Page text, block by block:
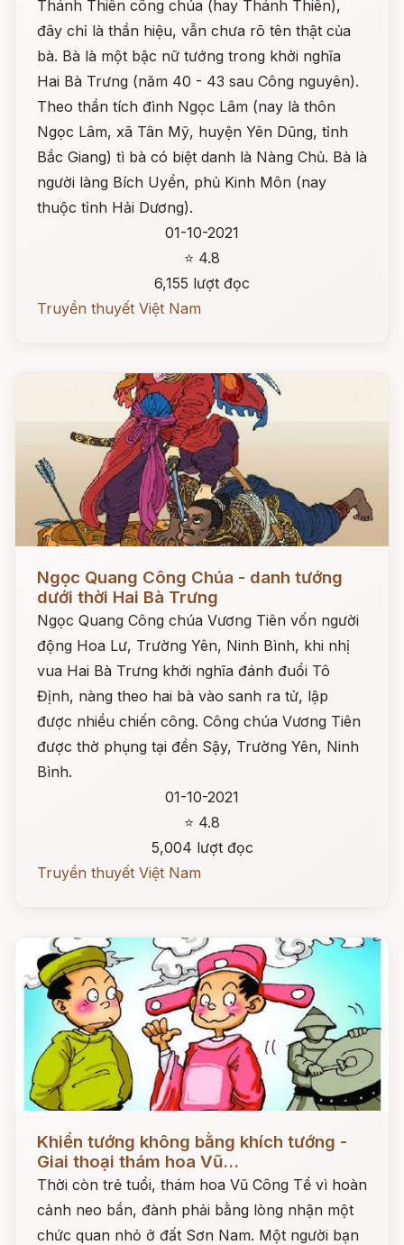
Thánh Thiên công chúa (hay Thánh Thiên),
đây chỉ là thần hiệu, vẫn chưa rõ tên thật của
bà. Bà là một bậc nữ tướng trong khởi nghĩa
Hai Bà Trưng (năm 40 - 43 sau Công nguyên).
Theo thần tích đình Ngọc Lâm (nay là thôn
Ngọc Lâm, xã Tân Mỹ, huyện Yên Dũng, tỉnh
Bắc Giang) tì bà có biệt danh là Nàng Chủ. Bà là
người làng Bích Uyển, phủ Kinh Môn (nay
thuộc tỉnh Hải Dương).
01-10-2021
⭐ 4.8
6,155 lượt đọc
Truyền thuyết Việt Nam
Ngọc Quang Công Chúa - danh tướng
dưới thời Hai Bà Trưng
Ngọc Quang Công chúa Vương Tiên vốn người
động Hoa Lư, Trường Yên, Ninh Bình, khi nhị
vua Hai Bà Trưng khởi nghĩa đánh đuổi Tô
Định, nàng theo hai bà vào sanh ra tử, lập
được nhiều chiến công. Công chúa Vương Tiên
được thờ phụng tại đền Sậy, Trường Yên, Ninh
Bình.
01-10-2021
⭐ 4.8
5,004 lượt đọc
Truyền thuyết Việt Nam
Đọc ngay
Khiển tướng không bằng khích tướng -
Giai thoại thám hoa Vũ...
Thời còn trẻ tuổi, thám hoa Vũ Công Tể vì hoàn
cảnh neo bần, đành phải bằng lòng nhận một
chức quan nhỏ ở đất Sơn Nam. Một người bạn